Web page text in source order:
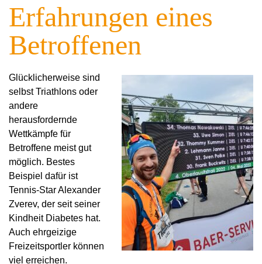
Erfahrungen eines
Betroffenen
Glücklicherweise sind
selbst Triathlons oder
andere
herausfordernde
Wettkämpfe für
Betroffene meist gut
möglich. Bestes
Beispiel dafür ist
Tennis-Star Alexander
Zverev, der seit seiner
Kindheit Diabetes hat.
Auch ehrgeizige
Freizeitsportler können
viel erreichen.